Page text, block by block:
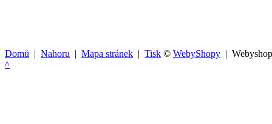
Domů | Nahoru | Mapa stránek | Tisk © WebyShopy |
^